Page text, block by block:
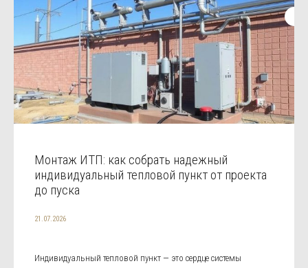
Монтаж ИТП: как собрать надежный
индивидуальный тепловой пункт от проекта
до пуска
21.07.2026
Индивидуальный тепловой пункт — это сердце системы